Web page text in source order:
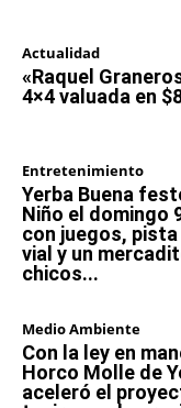
Actualidad
«Raquel
4×4 valuada en
Entretenimiento
Yerba Buena
Niño el domingo
con juegos,
vial y un
chicos...
Medio Ambiente
Con la ley en
Horco Molle de
aceleró el